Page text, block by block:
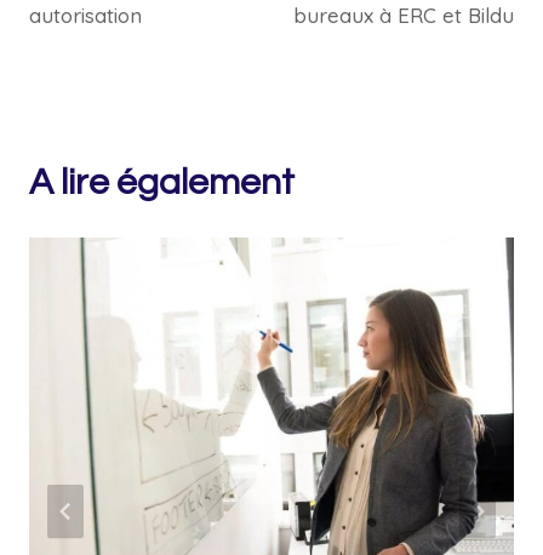
autorisation
bureaux à ERC et Bildu
A lire également